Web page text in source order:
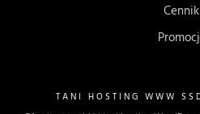
Cennik
TANI HOSTING WWW